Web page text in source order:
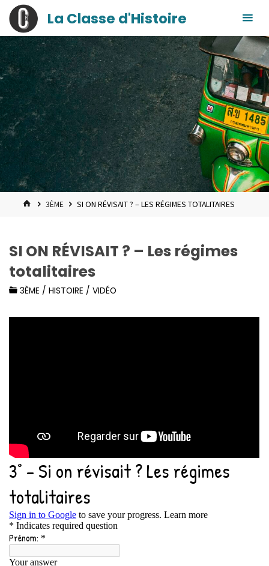
Skip
content
principal
La Classe d'Histoire
HOME3ÈME SI ON RÉVISAIT ? – LES RÉGIMES TOTALITAIRES
SI ON RÉVISAIT ? – Les régimes
totalitaires
3ÈME / HISTOIRE / VIDÉO